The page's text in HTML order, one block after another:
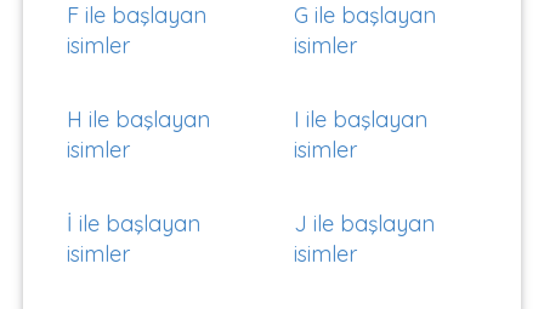
F ile başlayan
isimler
G ile başlayan
isimler
H ile başlayan
isimler
I ile başlayan
isimler
İ ile başlayan
isimler
J ile başlayan
isimler